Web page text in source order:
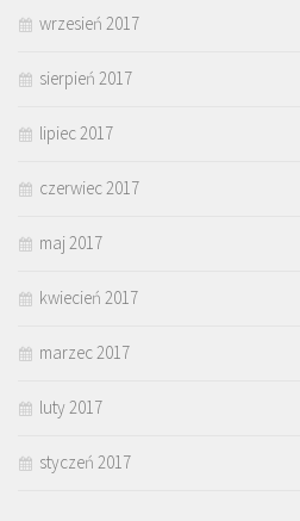
wrzesień 2017
sierpień 2017
lipiec 2017
czerwiec 2017
maj 2017
kwiecień 2017
marzec 2017
luty 2017
styczeń 2017